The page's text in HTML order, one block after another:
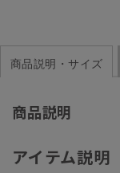
商品説明・サイズ
商品説明
アイテム説明